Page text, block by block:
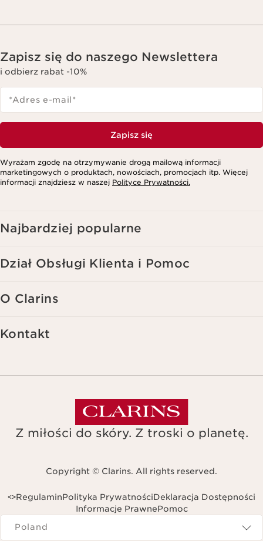
Zapisz się do naszego Newslettera
i odbierz rabat -10%
*Adres e-mail*
Zapisz się
Wyrażam zgodę na otrzymywanie drogą mailową informacji
marketingowych o produktach, nowościach, promocjach itp. Więcej
informacji znajdziesz w naszej Polityce Prywatności.
Najbardziej popularne
Dział Obsługi Klienta i Pomoc
O Clarins
Kontakt
Z miłości do skóry. Z troski o planetę.
Copyright © Clarins. All rights reserved.
RegulaminPolityka PrywatnościDeklaracja Dostępności
<
Informacje Prawne
>
Pomoc
Navigates to
Poland